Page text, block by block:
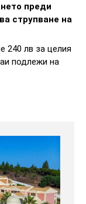
преди
струпване на
240 лв за целия
подлежи на